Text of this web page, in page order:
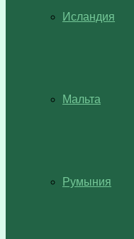
Исландия
Мальта
Румыния